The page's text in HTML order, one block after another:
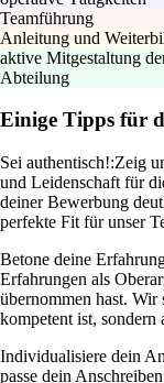
Teamführung
Anleitung und
aktive Mitgestaltung
Abteilung
Einige Tipps für
Sei authentisch!:Zeig
und Leidenschaft für
deiner Bewerbung
perfekte Fit für unser
Betone deine
Erfahrungen als
übernommen hast.
kompetent ist, sondern
Individualisiere dein
passe dein